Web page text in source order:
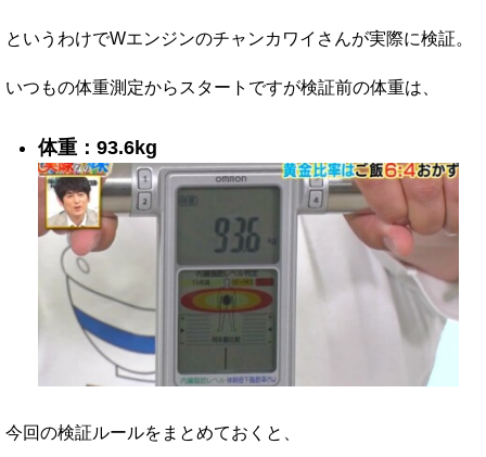
というわけでWエンジンのチャンカワイさんが実際に検証。
いつもの体重測定からスタートですが検証前の体重は、
体重：93.6kg
今回の検証ルールをまとめておくと、